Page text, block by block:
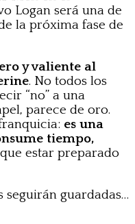
Logan será una de
la próxima fase de
y valiente al
. No todos los
“no” a una
parece de oro.
es una
tiempo,
que estar preparado
seguirán guardadas…